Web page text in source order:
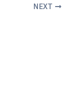
NEXT